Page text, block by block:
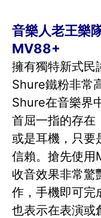
音樂人老王樂
MV88+
擁有獨特新式民
Shure鐵粉非常
Shure在音樂界
首屈一指的存在
或是耳機，只要
信賴。搶先使
收音效果非常
作，手機即可完
也表示在表演或